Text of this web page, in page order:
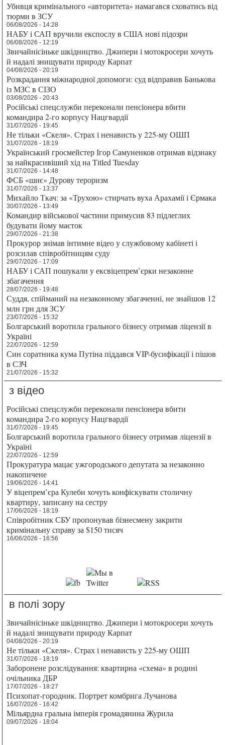
Убивця кримінального «авторитета» намагався сховатись від
тюрми в ЗСУ
06/08/2026 - 14:28
НАБУ і САП вручили експослу в США нові підозри
06/08/2026 - 12:19
Звичайнісіньке шкідництво. Джипери і мотокросери хочуть
й надалі знищувати природу Карпат
04/08/2026 - 20:19
Розкрадання міжнародної допомоги: суд відправив Банькова
із МЗС в СІЗО
03/08/2026 - 20:43
Російські спецслужби переконали пенсіонера вбити
командира 2-го корпусу Нацгвардії
31/07/2026 - 19:45
Не тільки «Скеля». Страх і ненависть у 225-му ОШП
31/07/2026 - 18:19
Український гросмейстер Ігор Самуненков отримав відзнаку
за найкрасивіший хід на Titled Tuesday
31/07/2026 - 14:48
ФСБ «шиє» Дурову тероризм
31/07/2026 - 13:37
Михайло Ткач: за «Трухою» стирчать вуха Арахамії і Єрмака
30/07/2026 - 13:49
Командир військової частини примусив 83 підлеглих
будувати йому маєток
29/07/2026 - 21:38
Прокурор знімав інтимне відео у службовому кабінеті і
розсилав співробітницям суду
29/07/2026 - 17:09
НАБУ і САП пошукали у ексвіцепрем’єрки незаконне
збагачення
28/07/2026 - 19:48
Суддя, спійманий на незаконному збагаченні, не знайшов 12
млн грн для ЗСУ
23/07/2026 - 15:32
Болгарський воротила грального бізнесу отримав ліцензії в
Україні
22/07/2026 - 12:59
Син соратника кума Путіна піддався VIP-бусифікації і пішов
в СЗЧ
21/07/2026 - 15:32
з відео
Російські спецслужби переконали пенсіонера вбити
командира 2-го корпусу Нацгвардії
31/07/2026 - 19:45
Болгарський воротила грального бізнесу отримав ліцензії в
Україні
22/07/2026 - 12:59
Прокуратура мацає ужгородського депутата за незаконно
накопичене
19/06/2026 - 14:41
У віцепрем’єра Кулеби хочуть конфіскувати столичну
квартиру, записану на сестру
17/06/2026 - 18:19
Співробітник СБУ пропонував бізнесмену закрити
кримінальну справу за $150 тисяч
16/06/2026 - 16:56
в полі зору
Звичайнісіньке шкідництво. Джипери і мотокросери хочуть
й надалі знищувати природу Карпат
04/08/2026 - 20:19
Не тільки «Скеля». Страх і ненависть у 225-му ОШП
31/07/2026 - 18:19
Заборонене розслідування: квартирна «схема» в родині
очільника ДБР
17/07/2026 - 18:27
Психопат-городник. Портрет комбрига Лучанова
16/07/2026 - 16:42
Мільярдна гральна імперія громадянина Журила
09/07/2026 - 18:04